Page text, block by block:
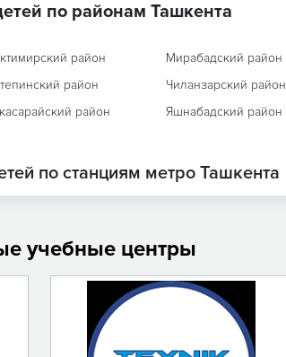
по районам Ташкента
район Мирабадский район
район Чиланзарский район
район Яшнабадский район
по станциям метро Ташкента
учебные центры